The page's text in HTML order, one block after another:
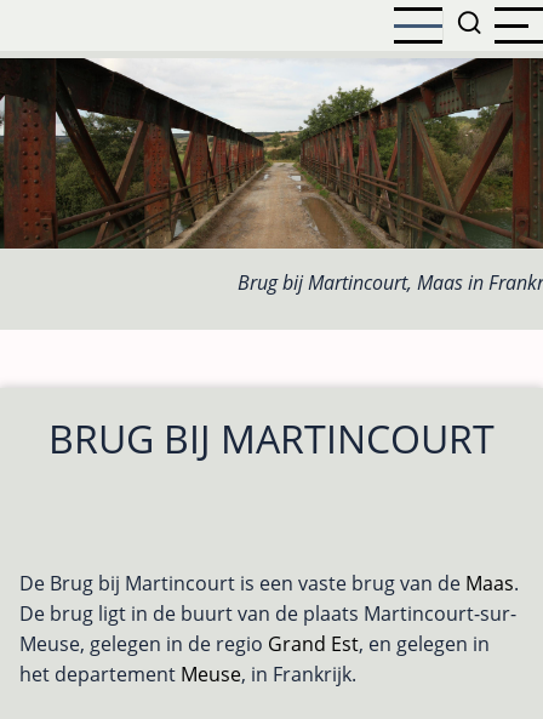
naar
de
inhoud
gaan
Brug bij Martincourt, Maas in
BRUG BIJ MARTINCOURT
De Brug bij Martincourt is een vaste brug van de Maas.
De brug ligt in de buurt van de plaats Martincourt-sur-
Meuse, gelegen in de regio Grand Est, en gelegen in
het departement Meuse, in Frankrijk.